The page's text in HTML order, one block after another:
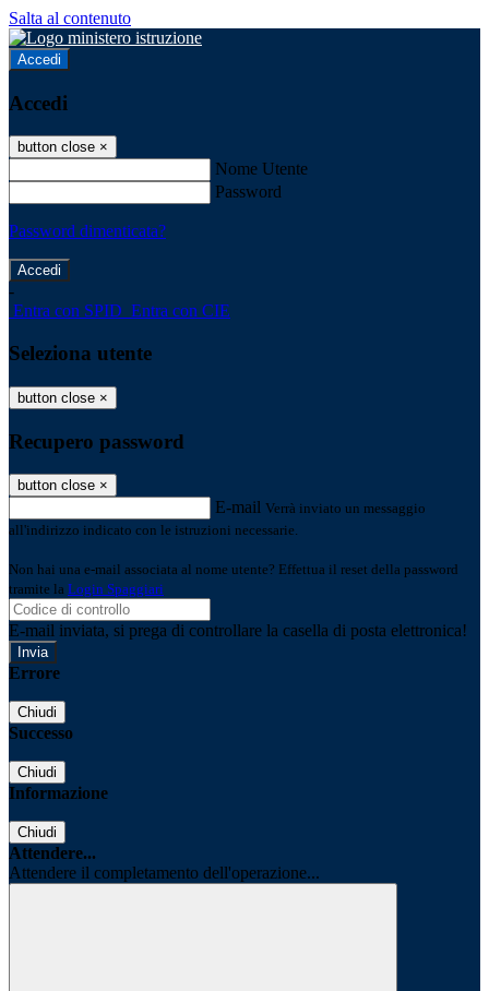
Salta al contenuto
Accedi
Accedi
button close ×
Nome Utente
Password
Password dimenticata?
-
Entra con SPID Entra con CIE
Seleziona utente
button close ×
Recupero password
button close ×
E-mail Verrà inviato un messaggio
all'indirizzo indicato con le istruzioni necessarie.
Non hai una e-mail associata al nome utente? Effettua il reset della password
tramite la Login Spaggiari
E-mail inviata, si prega di controllare la casella di posta elettronica!
Errore
Chiudi
Successo
Chiudi
Informazione
Chiudi
Attendere...
Attendere il completamento dell'operazione...